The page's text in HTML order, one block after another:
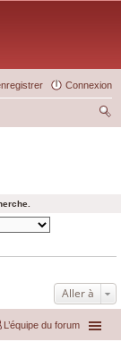
Connexion
Aller à
L’équipe du forum